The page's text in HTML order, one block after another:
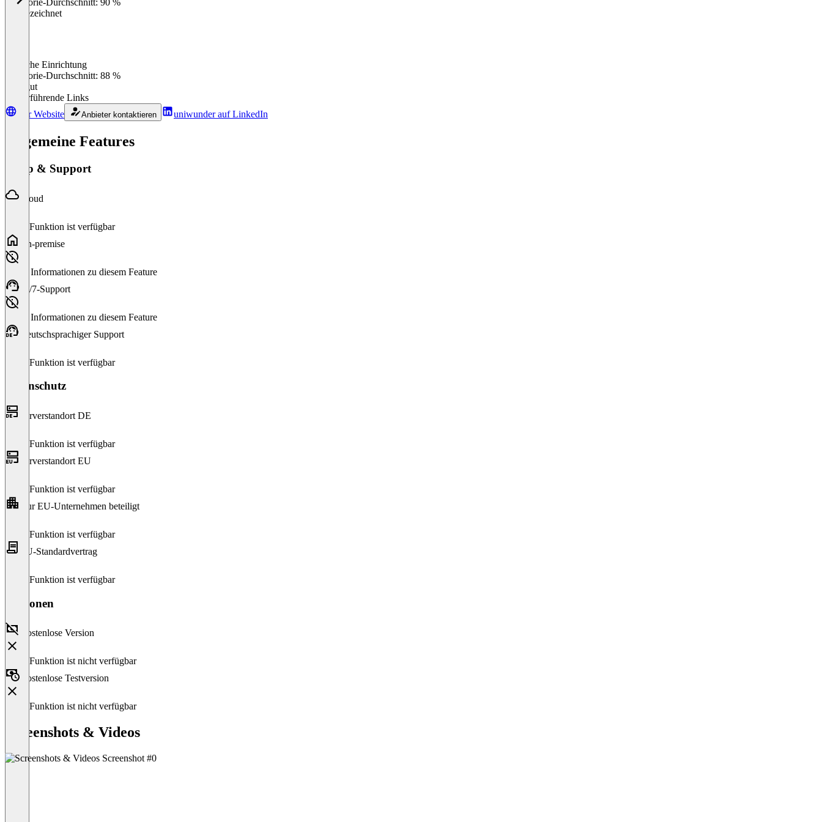
Kategorie-Durchschnitt: 90 %
Ausgezeichnet
Einfache Einrichtung
Kategorie-Durchschnitt: 88 %
Sehr gut
Weiterführende Links
Zur Website
Anbieter kontaktieren uniwunder auf LinkedIn
Allgemeine Features
Setup & Support
Cloud
Diese Funktion ist verfügbar
On-premise
Keine Informationen zu diesem Feature
24/7-Support
Keine Informationen zu diesem Feature
Deutschsprachiger Support
Diese Funktion ist verfügbar
Datenschutz
Serverstandort DE
Diese Funktion ist verfügbar
Serverstandort EU
Diese Funktion ist verfügbar
Nur EU-Unternehmen beteiligt
Diese Funktion ist verfügbar
EU-Standardvertrag
Diese Funktion ist verfügbar
Versionen
Kostenlose Version
Diese Funktion ist nicht verfügbar
Kostenlose Testversion
Diese Funktion ist nicht verfügbar
Screenshots & Videos